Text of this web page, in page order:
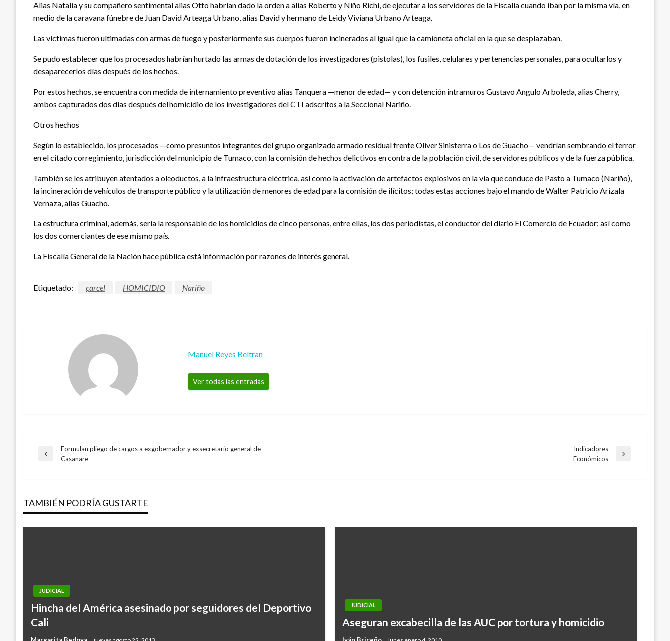
Alias Natalia y su compañero sentimental alias Otto habrían dado la orden a alias Roberto y Niño Richi, de ejecutar a los servidores de la Fiscalía cuando iban por la misma vía, en
medio de la caravana fúnebre de Juan David Arteaga Urbano, alias David y hermano de Leidy Viviana Urbano Arteaga.
Las víctimas fueron ultimadas con armas de fuego y posteriormente sus cuerpos fueron incinerados al igual que la camioneta oficial en la que se desplazaban.
Se pudo establecer que los procesados habrían hurtado las armas de dotación de los investigadores (pistolas), los fusiles, celulares y pertenencias personales, para ocultarlos y
desaparecerlos días después de los hechos.
Por estos hechos, se encuentra con medida de internamiento preventivo alias Tanquera —menor de edad— y con detención intramuros Gustavo Angulo Arboleda, alias Cherry,
ambos capturados dos días después del homicidio de los investigadores del CTI adscritos a la Seccional Nariño.
Otros hechos
Según lo establecido, los procesados —como presuntos integrantes del grupo organizado armado residual frente Oliver Sinisterra o Los de Guacho— vendrían sembrando el terror
en el citado corregimiento, jurisdicción del municipio de Tumaco, con la comisión de hechos delictivos en contra de la población civil, de servidores públicos y de la fuerza pública.
También se les atribuyen atentados a oleoductos, a la infraestructura eléctrica, así como la activación de artefactos explosivos en la vía que conduce de Pasto a Tumaco (Nariño),
la incineración de vehículos de transporte público y la utilización de menores de edad para la comisión de ilícitos; todas estas acciones bajo el mando de Walter Patricio Arizala
Vernaza, alias Guacho.
La estructura criminal, además, sería la responsable de los homicidios de cinco personas, entre ellas, los dos periodistas, el conductor del diario El Comercio de Ecuador; así como
los dos comerciantes de ese mismo país.
La Fiscalía General de la Nación hace pública está información por razones de interés general.
Etiquetado: carcel HOMICIDIO Nariño
Manuel Reyes Beltran
Ver todas las entradas
Navegación
entradas
Entrada
Formulan pliego de cargos a exgobernador y exsecretario general de
Casanare
Indicadores
Económicos
TAMBIÉN PODRÍA GUSTARTE
JUDICIAL
Hincha del América asesinado por seguidores del Deportivo
Cali
JUDICIAL
Aseguran excabecilla de las AUC por tortura y homicidio